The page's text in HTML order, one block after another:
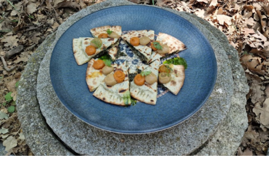
Δοκιμάζουμε αν έχει γίνει βυθίζοντας το μαχαίρι στη μέση
του ταψιού. Αν δεν βγει καθαρό ψήνουμε λίγο ακόμα.
Ξεφουρνίζουμε και αφήνουμε να κρυώσει .
Πασπαλίζουμε με ινδοκάρυδο και κόβουμε σε κομμάτια.
Πηγή:https://zoumeoraia.okmarkets.gr
RELATED TOPICS: FEATURED